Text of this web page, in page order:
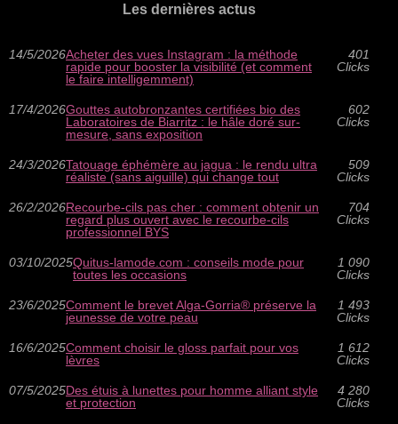
Les dernières actus
14/5/2026Acheter des vues Instagram : la méthode
rapide pour booster la visibilité (et comment
le faire intelligemment)
401
Clicks
17/4/2026Gouttes autobronzantes certifiées bio des
Laboratoires de Biarritz : le hâle doré sur-
mesure, sans exposition
602
Clicks
24/3/2026Tatouage éphémère au jagua : le rendu ultra
réaliste (sans aiguille) qui change tout
509
Clicks
26/2/2026Recourbe‑cils pas cher : comment obtenir un
regard plus ouvert avec le recourbe‑cils
professionnel BYS
704
Clicks
03/10/2025Quitus-lamode.com : conseils mode pour
toutes les occasions
1 090
Clicks
23/6/2025Comment le brevet Alga-Gorria® préserve la
jeunesse de votre peau
1 493
Clicks
16/6/2025Comment choisir le gloss parfait pour vos
lèvres
1 612
Clicks
07/5/2025Des étuis à lunettes pour homme alliant style
et protection
4 280
Clicks